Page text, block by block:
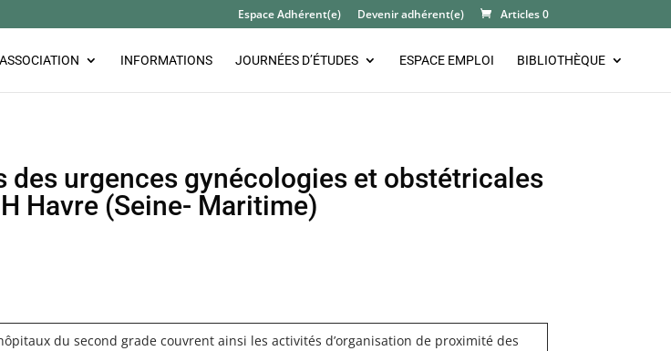
Espace Adhérent(e) Devenir adhérent(e) Articles 0
ASSOCIATION INFORMATIONS JOURNÉES D’ÉTUDES ESPACE EMPLOI BIBLIOTHÈQUE
urgences gynécologies et obstétricales
Havre (Seine- Maritime)
du second grade couvrent ainsi les activités d’organisation de proximité des